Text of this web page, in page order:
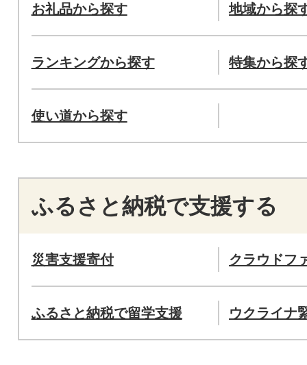
お礼品から探す 地域から探
ランキングから探す 特集から探
使い道から探す
ふるさと納税で支援する
災害支援寄付 クラウドフ
ふるさと納税で留学支援 ウクライナ